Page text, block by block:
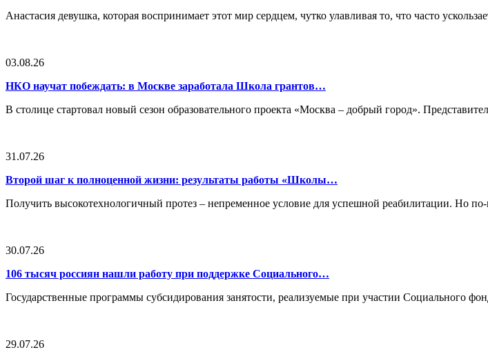
Анастасия девушка, которая воспринимает этот мир сердцем, чутко улавливая то, что часто
03.08.26
НКО научат побеждать: в Москве заработала Школа грантов…
В столице стартовал новый сезон образовательного проекта «Москва – добрый город».
31.07.26
Второй шаг к полноценной жизни: результаты работы «Школы…
Получить высокотехнологичный протез – непременное условие для успешной реабилитации. Но
30.07.26
106 тысяч россиян нашли работу при поддержке Социального…
Государственные программы субсидирования занятости, реализуемые при участии Социального
29.07.26